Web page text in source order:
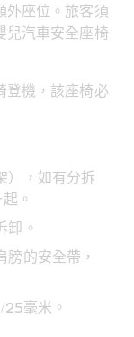
外座位。旅客須
兒汽車安全座椅
登機，該座椅必
），如有分拆
。
卸。
的安全帶，
毫米。